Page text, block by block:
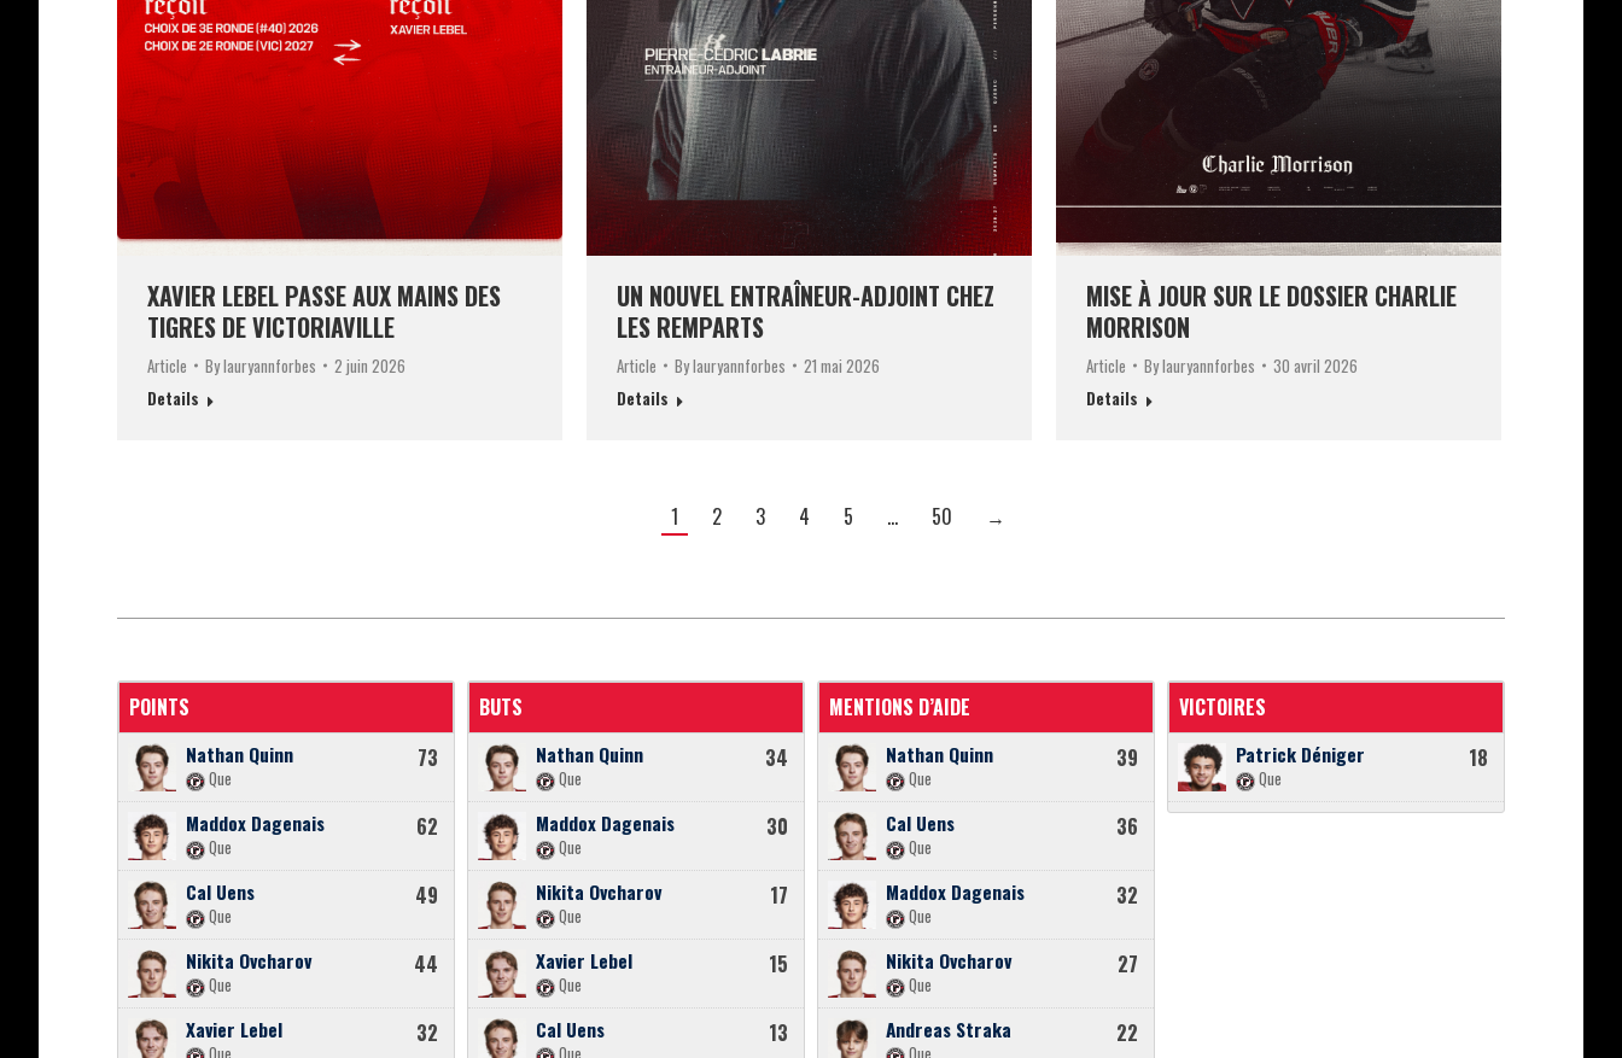
XAVIER LEBEL PASSE AUX MAINS DES
TIGRES DE VICTORIAVILLE
Article Bylauryannforbes
2 juin 2026
Details
UN NOUVEL ENTRAÎNEUR-ADJOINT CHEZ
LES REMPARTS
Article Bylauryannforbes
21 mai 2026
Details
MISE À JOUR SUR LE DOSSIER CHARLIE
MORRISON
Article Bylauryannforbes
30 avril 2026
Details
1 2 3 4 5 … 50 →
POINTS
Nathan Quinn
Que
73
Maddox Dagenais
Que
62
Cal Uens
Que
49
Nikita Ovcharov
Que
44
Xavier Lebel 32
BUTS
Nathan Quinn
Que
34
Maddox Dagenais
Que
30
Nikita Ovcharov
Que
17
Xavier Lebel
Que
15
Cal Uens 13
MENTIONS D’AIDE
Nathan Quinn
Que
39
Cal Uens
Que
36
Maddox Dagenais
Que
32
Nikita Ovcharov
Que
27
Andreas Straka 22
VICTOIRES
Patrick Déniger
Que
18